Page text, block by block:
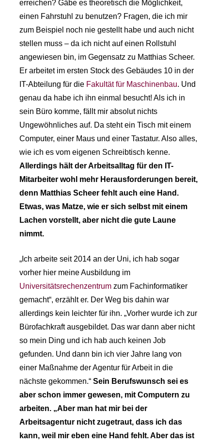
erreichen? Gäbe es theoretisch die Möglichkeit,
einen Fahrstuhl zu benutzen? Fragen, die ich mir
zum Beispiel noch nie gestellt habe und auch nicht
stellen muss – da ich nicht auf einen Rollstuhl
angewiesen bin, im Gegensatz zu Matthias Scheer.
Er arbeitet im ersten Stock des Gebäudes 10 in der
IT-Abteilung für die Fakultät für Maschinenbau. Und
genau da habe ich ihn einmal besucht! Als ich in
sein Büro komme, fällt mir absolut nichts
Ungewöhnliches auf. Da steht ein Tisch mit einem
Computer, einer Maus und einer Tastatur. Also alles,
wie ich es vom eigenen Schreibtisch kenne.
Allerdings hält der Arbeitsalltag für den IT-
Mitarbeiter wohl mehr Herausforderungen bereit,
denn Matthias Scheer fehlt auch eine Hand.
Etwas, was Matze, wie er sich selbst mit einem
Lachen vorstellt, aber nicht die gute Laune
nimmt.
„Ich arbeite seit 2014 an der Uni, ich hab sogar
vorher hier meine Ausbildung im
Universitätsrechenzentrum zum Fachinformatiker
gemacht“, erzählt er. Der Weg bis dahin war
allerdings kein leichter für ihn. „Vorher wurde ich zur
Bürofachkraft ausgebildet. Das war dann aber nicht
so mein Ding und ich hab auch keinen Job
gefunden. Und dann bin ich vier Jahre lang von
einer Maßnahme der Agentur für Arbeit in die
nächste gekommen.“ Sein Berufswunsch sei es
aber schon immer gewesen, mit Computern zu
arbeiten. „Aber man hat mir bei der
Arbeitsagentur nicht zugetraut, dass ich das
kann, weil mir eben eine Hand fehlt. Aber das ist